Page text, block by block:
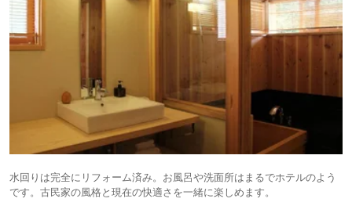
水回りは完全にリフォーム済み。お風呂や洗面所はまるでホテルのよう
です。古民家の風格と現在の快適さを一緒に楽しめます。